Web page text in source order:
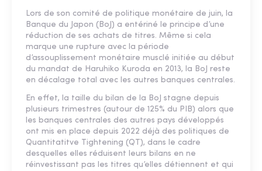
Lors de son comité de politique monétaire de juin, la
Banque du Japon (BoJ) a entériné le principe d’une
réduction de ses achats de titres. Même si cela
marque une rupture avec la période
d’assouplissement monétaire musclé initiée au début
du mandat de Haruhiko Kuroda en 2013, la BoJ reste
en décalage total avec les autres banques centrales.
En effet, la taille du bilan de la BoJ stagne depuis
plusieurs trimestres (autour de 125% du PIB) alors que
les banques centrales des autres pays développés
ont mis en place depuis 2022 déjà des politiques de
Quantitatitve Tightening (QT), dans le cadre
desquelles elles réduisent leurs bilans en ne
réinvestissant pas les titres qu’elles détiennent et qui